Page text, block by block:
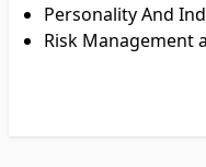
Personality And
Risk Management